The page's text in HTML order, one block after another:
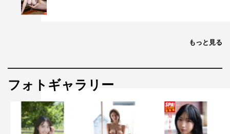
もっと見る
フォトギャラリー